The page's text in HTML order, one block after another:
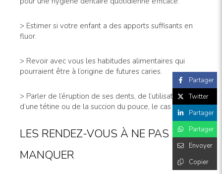
> Estimer si votre enfant a des apports suffisants en
fluor.
> Revoir avec vous les habitudes alimentaires qui
pourraient être à l’origine de futures caries.
> Parler de l’éruption de ses dents, de l’utilisation
d’une tétine ou de la succion du pouce, le cas échéant.
LES RENDEZ-VOUS À NE PAS
MANQUER
Partager
Twitter
Partager
Partager
Envoyer
Copier